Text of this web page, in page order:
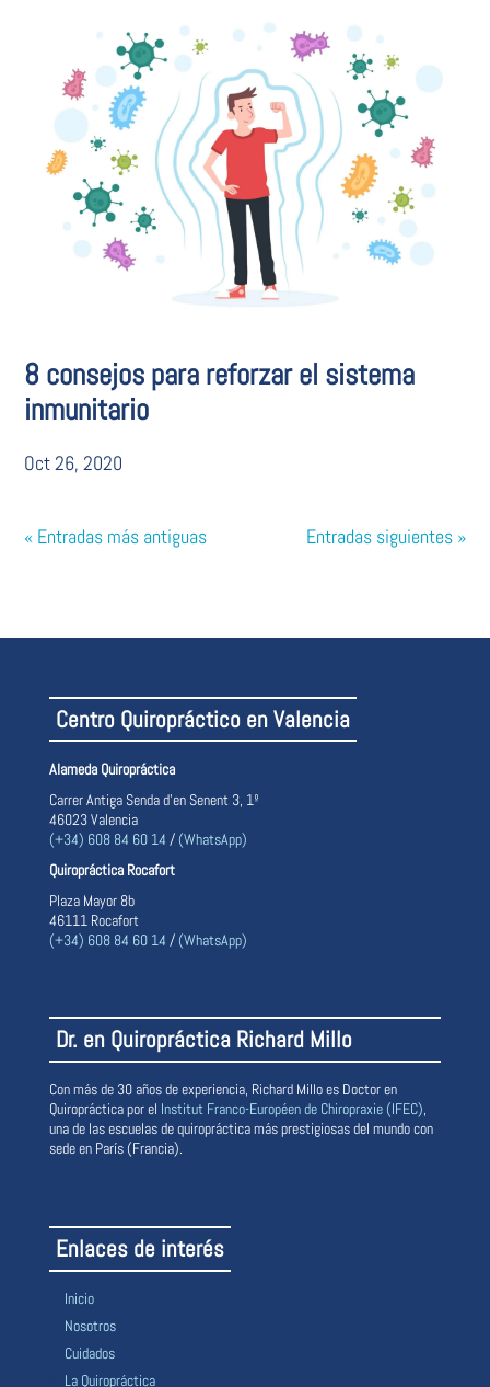
8 consejos para reforzar el sistema
inmunitario
Oct 26, 2020
« Entradas más antiguas Entradas siguientes »
Centro Quiropráctico en Valencia
Alameda Quiropráctica
Carrer Antiga Senda d’en Senent 3, 1º
46023 Valencia
(+34) 608 84 60 14 / (WhatsApp)
Quiropráctica Rocafort
Plaza Mayor 8b
46111 Rocafort
(+34) 608 84 60 14 / (WhatsApp)
Dr. en Quiropráctica Richard Millo
Con más de 30 años de experiencia, Richard Millo es Doctor en
Quiropráctica por el Institut Franco-Européen de Chiropraxie (IFEC),
una de las escuelas de quiropráctica más prestigiosas del mundo con
sede en París (Francia).
Enlaces de interés
Inicio
Nosotros
Cuidados
La Quiropráctica